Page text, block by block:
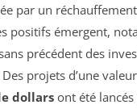
par un
positifs émergent,
précédent des
projets d’une
dollars ont été